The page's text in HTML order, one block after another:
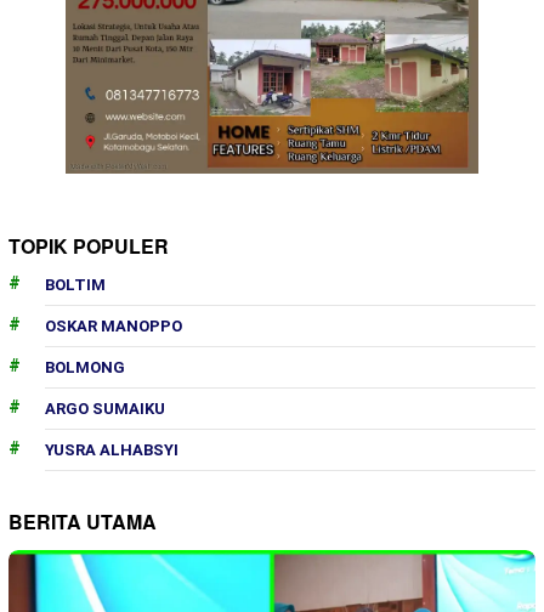
TOPIK POPULER
BOLTIM
OSKAR MANOPPO
BOLMONG
ARGO SUMAIKU
YUSRA ALHABSYI
BERITA UTAMA